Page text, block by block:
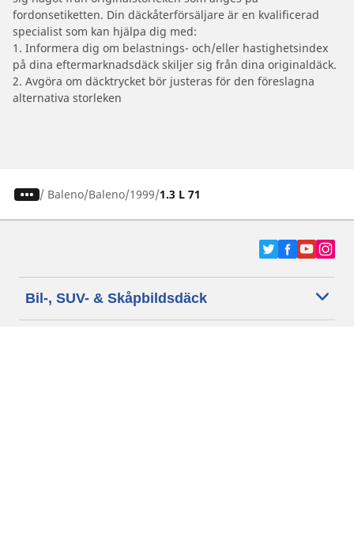
fordonsetiketten. Din däckåterförsäljare är en kvalificerad
specialist som kan hjälpa dig med:
1. Informera dig om belastnings- och/eller hastighetsindex
på dina eftermarknadsdäck skiljer sig från dina originaldäck.
2. Avgöra om däcktrycket bör justeras för den föreslagna
alternativa storleken
/ Baleno Baleno 1999 1.3 L 71
Bil-, SUV- & Skåpbildsdäck